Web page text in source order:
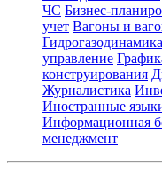
ЧС Бизнес-
учет Вагоны и
Гидрогазодинамика
управление
конструирования
Журналистика
Иностранные
Информационная
менеджмент